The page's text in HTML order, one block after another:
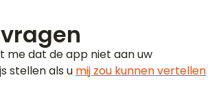
me dat de app niet aan uw
stellen als u mij zou kunnen vertellen